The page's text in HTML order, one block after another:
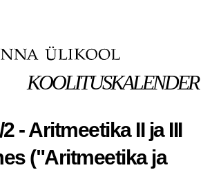
KOOLITUSKALENDER
- Aritmeetika II ja III
("Aritmeetika ja